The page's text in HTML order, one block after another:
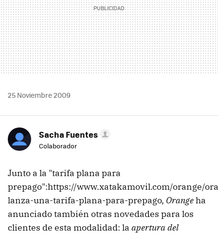
25 Noviembre 2009
Sacha Fuentes
Colaborador
Junto a la "tarifa plana para
prepago":https://www.xatakamovil.com/orange/
lanza-una-tarifa-plana-para-prepago, Orangeha
anunciado también otras novedades para los
clientes de esta modalidad: la apertura del